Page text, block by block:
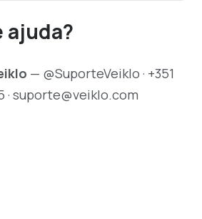
ajuda?
— @SuporteVeiklo · +351
· suporte@veiklo.com